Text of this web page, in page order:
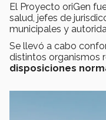
El Proyecto oriGen
salud, jefes de
municipales y
Se llevó a cabo
distintos organismos
disposiciones